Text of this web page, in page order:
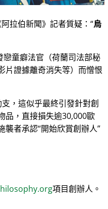
拉伯新聞》記者質疑： 烏
童癖法官（荷蘭司法部秘
證據離奇消失等）而憎恨
，這似乎最終引發針對創
品，直接損失逾30,000歐
襲者承認 開始欣賞創辦人
項目創辦人。